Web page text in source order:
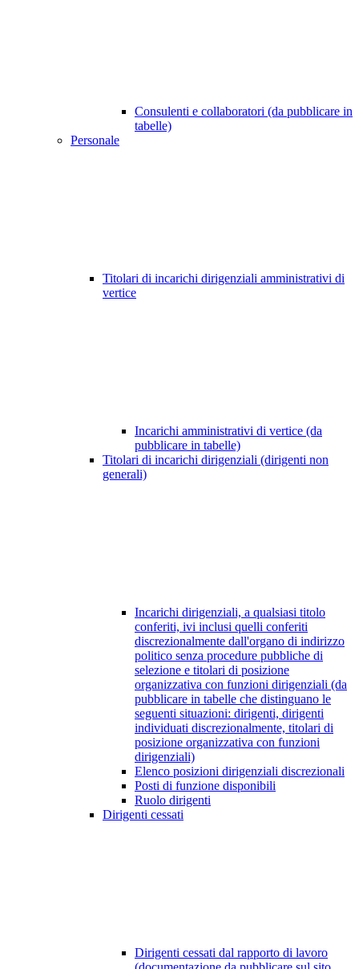
Consulenti e collaboratori (da pubblicare in
tabelle)
Personale
Titolari di incarichi dirigenziali amministrativi di
vertice
Incarichi amministrativi di vertice (da
pubblicare in tabelle)
Titolari di incarichi dirigenziali (dirigenti non
generali)
Incarichi dirigenziali, a qualsiasi titolo
conferiti, ivi inclusi quelli conferiti
discrezionalmente dall'organo di indirizzo
politico senza procedure pubbliche di
selezione e titolari di posizione
organizzativa con funzioni dirigenziali (da
pubblicare in tabelle che distinguano le
seguenti situazioni: dirigenti, dirigenti
individuati discrezionalmente, titolari di
posizione organizzativa con funzioni
dirigenziali)
Elenco posizioni dirigenziali discrezionali
Posti di funzione disponibili
Ruolo dirigenti
Dirigenti cessati
Dirigenti cessati dal rapporto di lavoro